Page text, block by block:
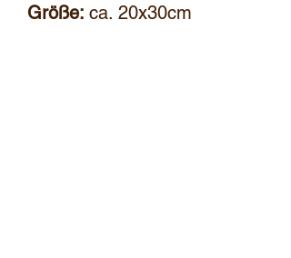
Größe: ca. 20x30cm